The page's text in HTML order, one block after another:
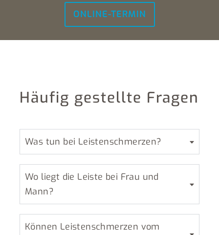
ONLINE-TERMIN
Häufig gestellte Fragen
Was tun bei Leistenschmerzen?
Wo liegt die Leiste bei Frau und
Mann?
Können Leistenschmerzen vom